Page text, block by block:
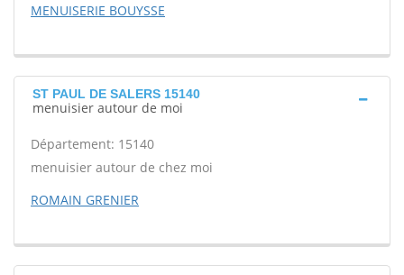
MENUISERIE BOUYSSE
ST PAUL DE SALERS 15140
menuisier autour de moi
Département: 15140
menuisier autour de chez moi
ROMAIN GRENIER